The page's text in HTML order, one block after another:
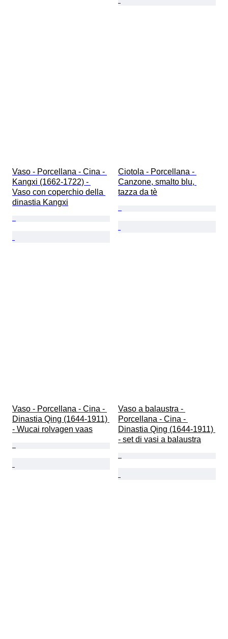
Vaso - Porcellana - Cina -
Kangxi (1662-1722) -
Vaso con coperchio della
dinastia Kangxi
Ciotola - Porcellana -
Canzone, smalto blu,
tazza da tè
Vaso - Porcellana - Cina -
Dinastia Qing (1644-1911)
- Wucai rolvagen vaas
Vaso a balaustra -
Porcellana - Cina -
Dinastia Qing (1644-1911)
- set di vasi a balaustra